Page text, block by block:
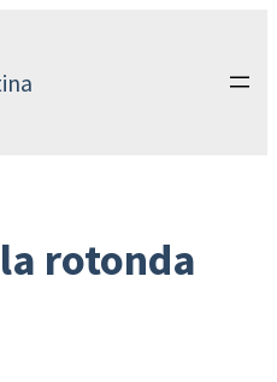
rotonda